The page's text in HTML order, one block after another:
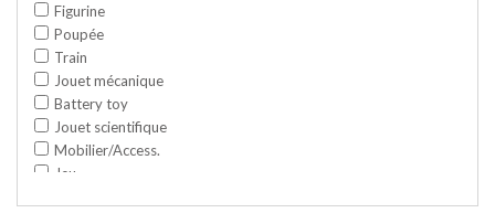
Figurine
Poupée
Train
Jouet mécanique
Battery toy
Jouet scientifique
Mobilier/Access.
Jeu